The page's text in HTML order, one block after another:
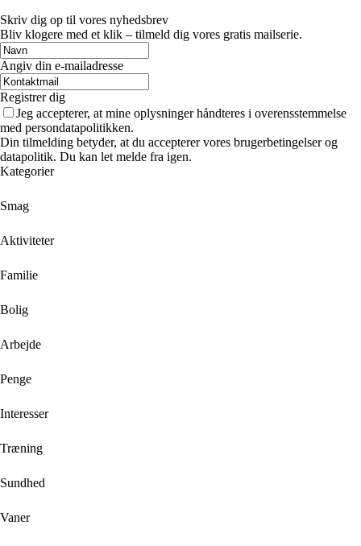
Skriv dig op til vores nyhedsbrev
Bliv klogere med et klik – tilmeld dig vores gratis mailserie.
Angiv din e-mailadresse
Registrer dig
Jeg accepterer, at mine oplysninger håndteres i overensstemmelse
med persondatapolitikken.
Din tilmelding betyder, at du accepterer vores brugerbetingelser og
datapolitik. Du kan let melde fra igen.
Kategorier
Smag
Aktiviteter
Familie
Bolig
Arbejde
Penge
Interesser
Træning
Sundhed
Vaner